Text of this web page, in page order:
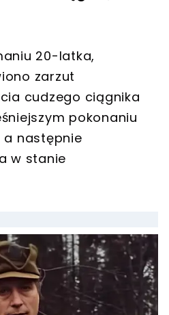
20-latka,
zarzut
cudzego ciągnika
pokonaniu
a następnie
w stanie